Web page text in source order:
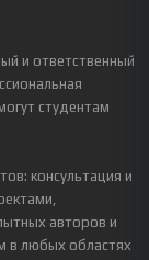
и ответственный
студентам
консультация и
авторов и
в любых областях